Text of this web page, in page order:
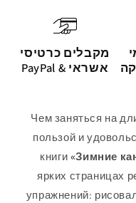
מקבלים כרטיסי
אשראי & PayPal
Чем заняться на
пользой и
книги «Зимние
ярких страницах
упражнений: